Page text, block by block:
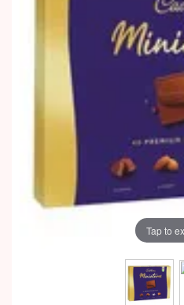
Tap to